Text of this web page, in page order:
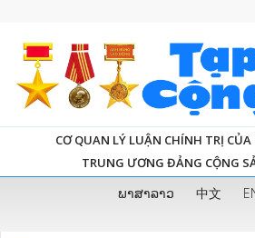
CƠ QUAN LÝ LUẬN CHÍNH TRỊ
TRUNG ƯƠNG ĐẢNG CỘNG
ພາສາລາວ 中文